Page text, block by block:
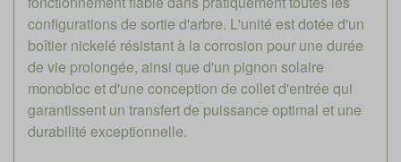
configurations de sortie d'arbre. L'unité est dotée d'un
boîtier nickelé résistant à la corrosion pour une durée
de vie prolongée, ainsi que d'un pignon solaire
monobloc et d'une conception de collet d'entrée qui
garantissent un transfert de puissance optimal et une
durabilité exceptionnelle.